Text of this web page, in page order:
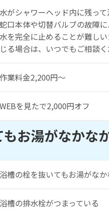
水がシャワーヘッド内に残っ
蛇口本体や切替バルブの故障
水を完全に止めることが難し
じる場合は、いつでもご相談く
作業料⾦2,200円〜
WEBを⾒たで2,000円オフ
お湯がなかな
浴槽の栓を抜いてもお湯がな
浴槽の排水栓がつまっている